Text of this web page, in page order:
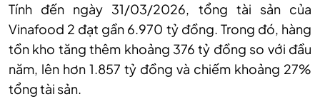
Tính đến ngày 31/03/2026, tổng tài sản của
Vinafood 2 đạt gần 6.970 tỷ đồng. Trong đó, hàng
tồn kho tăng thêm khoảng 376 tỷ đồng so với đầu
năm, lên hơn 1.857 tỷ đồng và chiếm khoảng 27%
tổng tài sản.